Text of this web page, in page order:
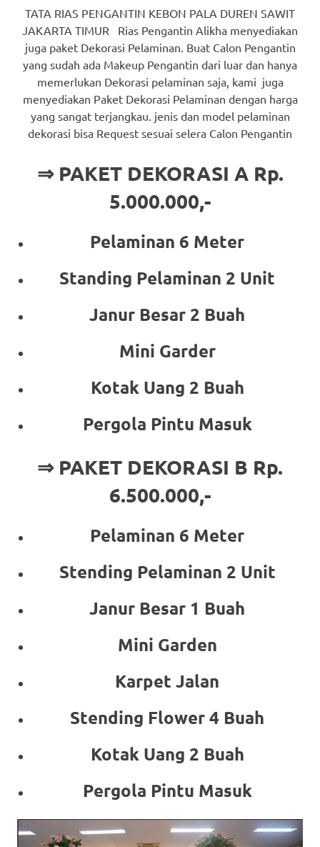
TATA RIAS PENGANTIN KEBON PALA DUREN SAWIT
JAKARTA TIMUR Rias Pengantin Alikha menyediakan
juga paket Dekorasi Pelaminan. Buat Calon Pengantin
yang sudah ada Makeup Pengantin dari luar dan hanya
memerlukan Dekorasi pelaminan saja, kami juga
menyediakan Paket Dekorasi Pelaminan dengan harga
yang sangat terjangkau. jenis dan model pelaminan
dekorasi bisa Request sesuai selera Calon Pengantin
⇒ PAKET DEKORASI A Rp.
5.000.000,-
Pelaminan 6 Meter
Standing Pelaminan 2 Unit
Janur Besar 2 Buah
Mini Garder
Kotak Uang 2 Buah
Pergola Pintu Masuk
⇒ PAKET DEKORASI B Rp.
6.500.000,-
Pelaminan 6 Meter
Stending Pelaminan 2 Unit
Janur Besar 1 Buah
Mini Garden
Karpet Jalan
Stending Flower 4 Buah
Kotak Uang 2 Buah
Pergola Pintu Masuk